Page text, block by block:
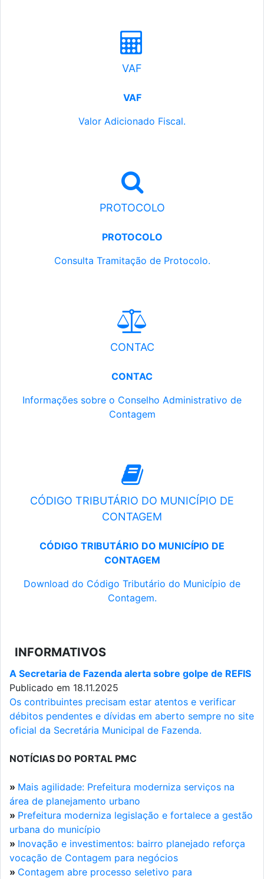
VAF
VAF
Valor Adicionado Fiscal.
PROTOCOLO
PROTOCOLO
Consulta Tramitação de Protocolo.
CONTAC
CONTAC
Informações sobre o Conselho Administrativo de
Contagem
CÓDIGO TRIBUTÁRIO DO MUNICÍPIO DE
CONTAGEM
CÓDIGO TRIBUTÁRIO DO MUNICÍPIO DE
CONTAGEM
Download do Código Tributário do Município de
Contagem.
INFORMATIVOS
A Secretaria de Fazenda alerta sobre golpe de REFIS
Publicado em 18.11.2025
Os contribuintes precisam estar atentos e verificar
débitos pendentes e dívidas em aberto sempre no site
oficial da Secretária Municipal de Fazenda.
NOTÍCIAS DO PORTAL PMC
» Mais agilidade: Prefeitura moderniza serviços na
área de planejamento urbano
» Prefeitura moderniza legislação e fortalece a gestão
urbana do município
» Inovação e investimentos: bairro planejado reforça
vocação de Contagem para negócios
» Contagem abre processo seletivo para